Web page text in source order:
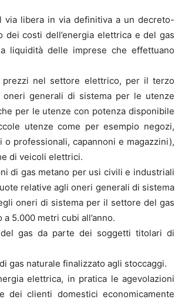
via libera in via definitiva a un decreto-
costi dell’energia elettrica e del gas
liquidità delle imprese che effettuano
nel settore elettrico, per il terzo
generali di sistema per le utenze
per le utenze con potenza disponibile
utenze come per esempio negozi,
professionali, capannoni e magazzini),
di veicoli elettrici.
di gas metano per usi civili e industriali
relative agli oneri generali di sistema
oneri di sistema per il settore del gas
5.000 metri cubi all’anno.
gas da parte dei soggetti titolari di
gas naturale finalizzato agli stoccaggi.
elettrica, in pratica le agevolazioni
clienti domestici economicamente